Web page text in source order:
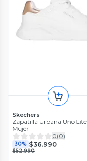
Skechers
Zapatilla Urbana Uno Lite
Mujer
0(0)
30% $36.990
$52.990